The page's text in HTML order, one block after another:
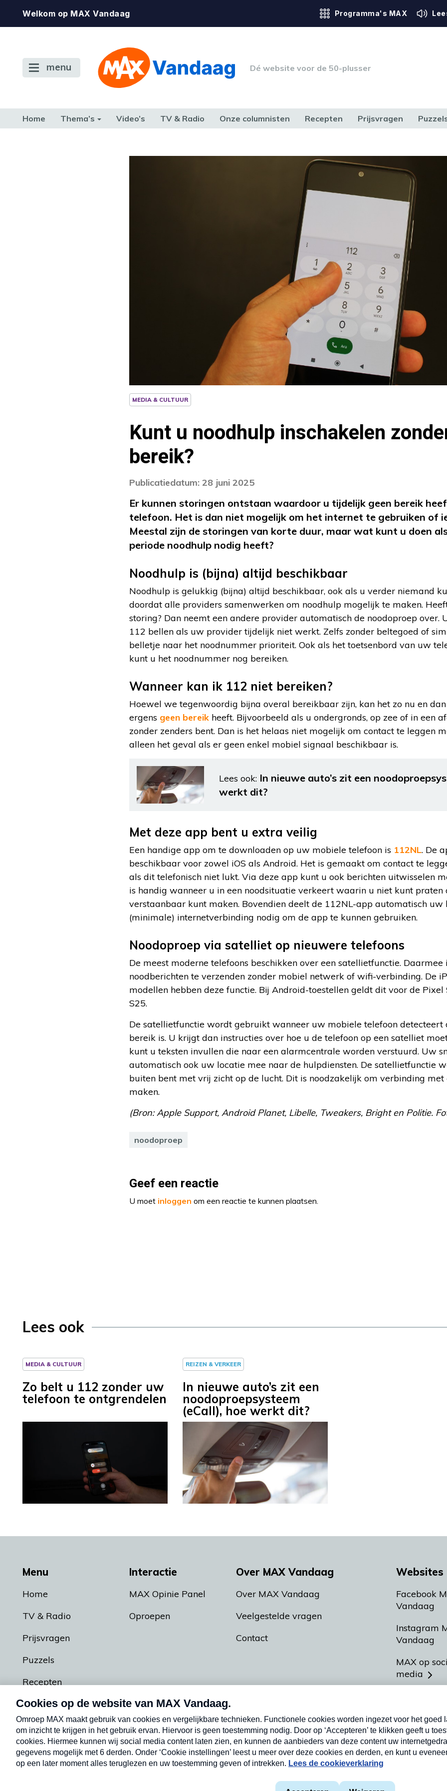
Welkom op MAX Vandaag Programma's MAX
menu Dé website voor de 50-plusser
Home Thema’s Video’s TV & Radio Onze columnisten Recepten Prijsvragen
MEDIA & CULTUUR
Kunt u noodhulp inschakelen
bereik?
Publicatiedatum: 28 juni 2025
Er kunnen storingen ontstaan waardoor u tijdelijk geen bereik
telefoon. Het is dan niet mogelijk om het internet te gebruiken of
Meestal zijn de storingen van korte duur, maar wat kunt u doen
periode noodhulp nodig heeft?
Noodhulp is (bijna) altijd beschikbaar
Noodhulp is gelukkig (bijna) altijd beschikbaar, ook als u verder niemand
doordat alle providers samenwerken om noodhulp mogelijk te maken.
storing? Dan neemt een andere provider automatisch de noodoproep over.
112 bellen als uw provider tijdelijk niet werkt. Zelfs zonder beltegoed of
belletje naar het noodnummer prioriteit. Ook als het toetsenbord van uw
kunt u het noodnummer nog bereiken.
Wanneer kan ik 112 niet bereiken?
Hoewel we tegenwoordig bijna overal bereikbaar zijn, kan het zo nu en
ergens geen bereik heeft. Bijvoorbeeld als u ondergronds, op zee of in een
zonder zenders bent. Dan is het helaas niet mogelijk om contact te leggen
alleen het geval als er geen enkel mobiel signaal beschikbaar is.
Lees ook: In nieuwe auto’s zit een
werkt dit?
Met deze app bent u extra veilig
Een handige app om te downloaden op uw mobiele telefoon is 112NL. De
beschikbaar voor zowel iOS als Android. Het is gemaakt om contact te
als dit telefonisch niet lukt. Via deze app kunt u ook berichten uitwisselen
is handig wanneer u in een noodsituatie verkeert waarin u niet kunt praten
verstaanbaar kunt maken. Bovendien deelt de 112NL-app automatisch uw
(minimale) internetverbinding nodig om de app te kunnen gebruiken.
Noodoproep via satelliet op nieuwere telefoons
De meest moderne telefoons beschikken over een satellietfunctie.
noodberichten te verzenden zonder mobiel netwerk of wifi-verbinding. De
modellen hebben deze functie. Bij Android-toestellen geldt dit voor de
S25.
De satellietfunctie wordt gebruikt wanneer uw mobiele telefoon detecteert
bereik is. U krijgt dan instructies over hoe u de telefoon op een satelliet
kunt u teksten invullen die naar een alarmcentrale worden verstuurd. Uw
automatisch ook uw locatie mee naar de hulpdiensten. De satellietfunctie
buiten bent met vrij zicht op de lucht. Dit is noodzakelijk om verbinding
maken.
(Bron: Apple Support, Android Planet, Libelle, Tweakers, Bright en Politie.
noodoproep
Geef een reactie
U moet inloggen om een reactie te kunnen plaatsen.
Lees ook
MEDIA & CULTUUR
Zo belt u 112 zonder uw
telefoon te ontgrendelen
REIZEN & VERKEER
In nieuwe auto’s zit een
noodoproepsysteem
(eCall), hoe werkt dit?
Menu
Home
TV & Radio
Prijsvragen
Puzzels
Recepten
Podcasts
Interactie
MAX Opinie Panel
Oproepen
Over MAX Vandaag
Over MAX Vandaag
Veelgestelde vragen
Contact
Websites
Facebook
Vandaag
Instagram
Vandaag
MAX op
media
Meldpunt
Heel